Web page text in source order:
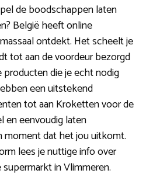
de boodschappen laten
België heeft online
ontdekt. Het scheelt je
tot aan de voordeur bezorgd
die je echt nodig
een uitstekend
tot aan Kroketten voor de
en eenvoudig laten
dat het jou uitkomt.
lees je nuttige info over
in Vlimmeren.